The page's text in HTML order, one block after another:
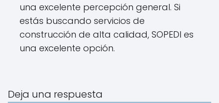
una excelente percepción general. Si
estás buscando servicios de
construcción de alta calidad, SOPEDI es
una excelente opción.
Deja una respuesta